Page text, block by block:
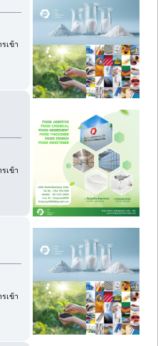
เข้า
เข้า
เข้า